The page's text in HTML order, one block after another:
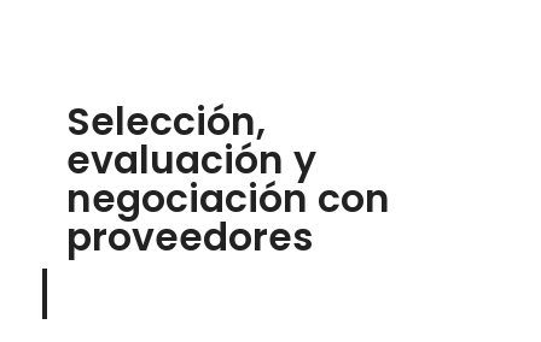
Selección,
evaluación y
negociación con
proveedores